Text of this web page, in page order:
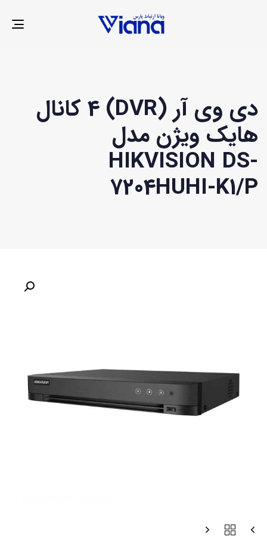
دی وی آر (DVR) 4 کانال
هایک ویژن مدل
HIKVISION DS-
7204HUHI-K1/P